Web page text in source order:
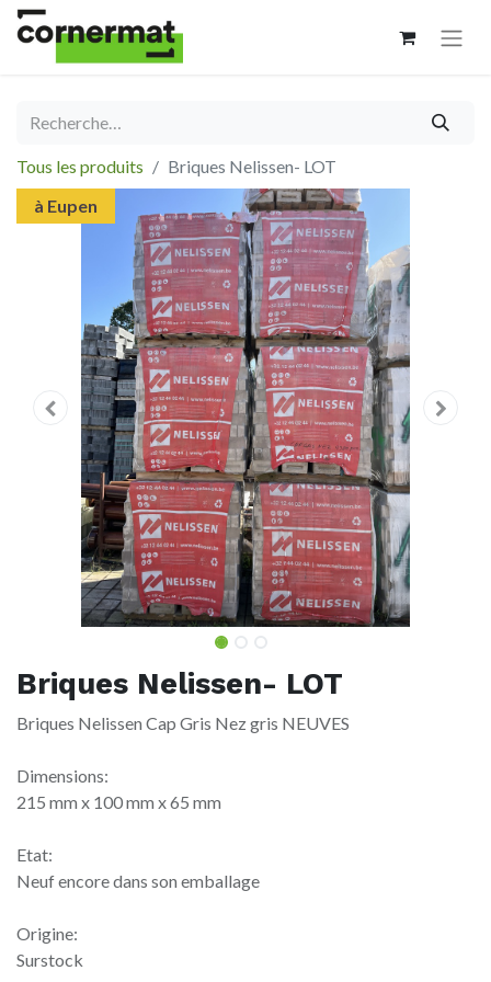
Tous les produits
Briques Nelissen- LOT
à Eupen
Briques Nelissen- LOT
Briques Nelissen Cap Gris Nez gris NEUVES
Dimensions:
215 mm x 100 mm x 65 mm
Etat:
Neuf encore dans son emballage
Origine:
Surstock